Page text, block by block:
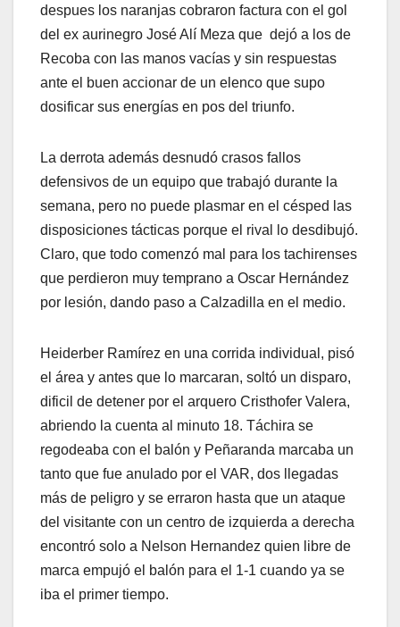
despues los naranjas cobraron factura con el gol
del ex aurinegro José Alí Meza que dejó a los de
Recoba con las manos vacías y sin respuestas
ante el buen accionar de un elenco que supo
dosificar sus energías en pos del triunfo.
La derrota además desnudó crasos fallos
defensivos de un equipo que trabajó durante la
semana, pero no puede plasmar en el césped las
disposiciones tácticas porque el rival lo desdibujó.
Claro, que todo comenzó mal para los tachirenses
que perdieron muy temprano a Oscar Hernández
por lesión, dando paso a Calzadilla en el medio.
Heiderber Ramírez en una corrida individual, pisó
el área y antes que lo marcaran, soltó un disparo,
dificil de detener por el arquero Cristhofer Valera,
abriendo la cuenta al minuto 18. Táchira se
regodeaba con el balón y Peñaranda marcaba un
tanto que fue anulado por el VAR, dos llegadas
más de peligro y se erraron hasta que un ataque
del visitante con un centro de izquierda a derecha
encontró solo a Nelson Hernandez quien libre de
marca empujó el balón para el 1-1 cuando ya se
iba el primer tiempo.